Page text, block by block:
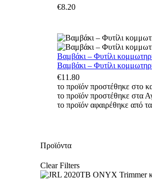
€8.20
Βαμβάκι – Φυτίλι
Βαμβάκι – Φυτίλι
€11.80
το προϊόν προστέθηκε στο
το προϊόν προστέθηκε στα
το προϊόν αφαιρέθηκε από
Προϊόντα
Clear Filters